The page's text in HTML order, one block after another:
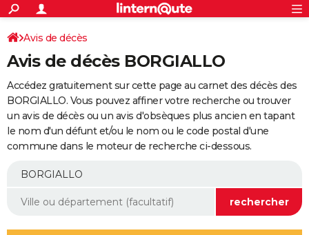
ACTUALITÉS
Politique
Société
Faits Divers
Education
Monde
Villes
+
SPORT
Coupe du monde 2026
Football
Tennis
Cyclisme
Rugby
Forum
Programme TV
TNT
Streaming
Cinéma
Sorties cinéma
Musique
+
FINANCE
Impôts
Immobilier
Risques naturels par ville
Banque
Assurance
Crédit
AUTO
Essais
Réserver un essai
Citadines
Berlines
SUV
Forum auto
+
Mobiles
Meilleur smartphone
Internet
Ordinateurs
Jeux vidéo
Guide high-tech
Aménagement intérieur
Avis de décès
Avis de décès BORGIALLO
Accédez gratuitement sur cette page au carnet des décès des
BORGIALLO. Vous pouvez affiner votre recherche ou trouver
un avis de décès ou un avis d'obsèques plus ancien en tapant
le nom d'un défunt et/ou le nom ou le code postal d'une
commune dans le moteur de recherche ci-dessous.